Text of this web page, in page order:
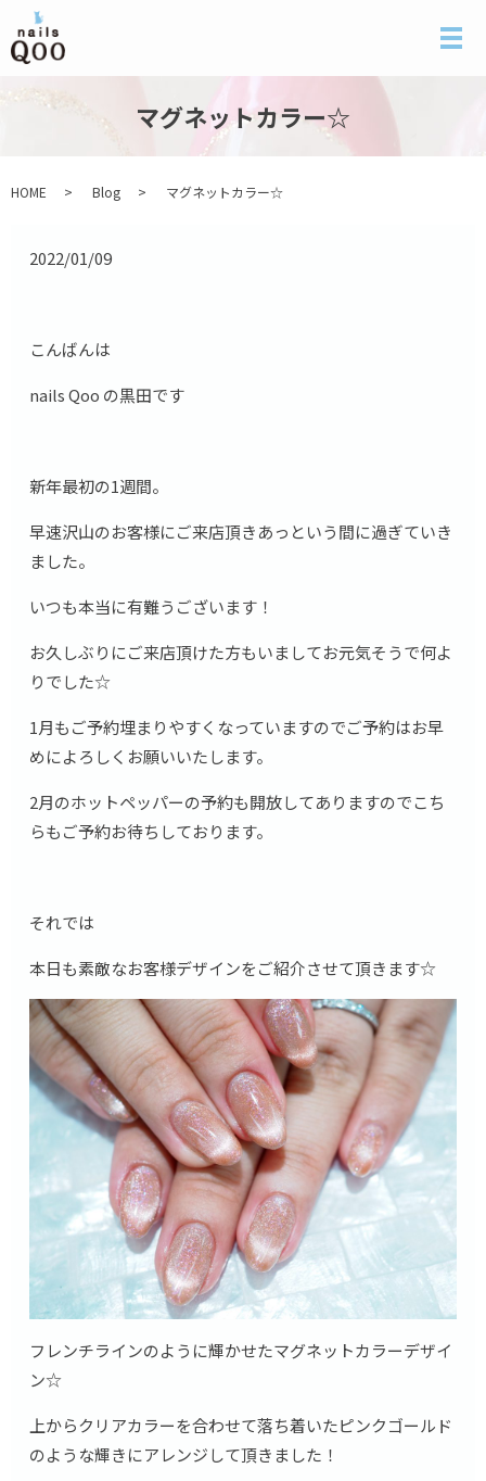
メ
マグネットカラー☆
HOME Blog マグネットカラー☆
2022/01/09
こんばんは
nails Qoo の黒田です
新年最初の1週間。
早速沢山のお客様にご来店頂きあっという間に過ぎていき
ました。
いつも本当に有難うございます！
お久しぶりにご来店頂けた方もいましてお元気そうで何よ
りでした☆
1月もご予約埋まりやすくなっていますのでご予約はお早
めによろしくお願いいたします。
2月のホットペッパーの予約も開放してありますのでこち
らもご予約お待ちしております。
それでは
本日も素敵なお客様デザインをご紹介させて頂きます☆
フレンチラインのように輝かせたマグネットカラーデザイ
ン☆
上からクリアカラーを合わせて落ち着いたピンクゴールド
のような輝きにアレンジして頂きました！